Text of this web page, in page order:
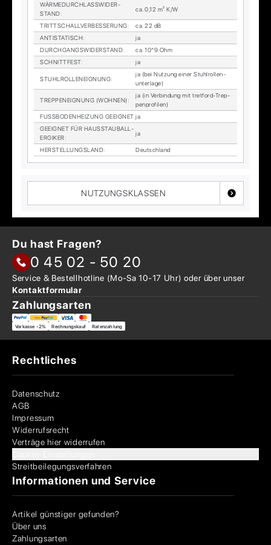
WÄR­ME­DURCH­LASS­WI­DER­
STAND:
ca. 0,12 m² K/W
TRITT­SCHALL­VER­BES­SE­RUNG:
ca. 22 dB
AN­TI­STA­TISCH:
ja
DURCH­GANGS­WI­DER­STAND:
ca. 10^9 Ohm
SCHNITT­FEST: ja
STUHL­ROL­LEN­EIG­NUNG:
ja (bei Nut­zung ei­ner Stuhl­rol­len­
un­ter­la­ge)
TREP­PEN­EIG­NUNG (WOH­NEN) :
ja (in Ver­bin­dung mit tret­ford-Trep­
pen­pro­fi­len)
FUSS­BO­DEN­HEI­ZUNG GE­EIG­NET:ja
GE­EIG­NET FÜR HAUS­STAUB­ALL­
ER­GI­KER:
ja
HER­STEL­LUNGS­LAND: Deutsch­land
NUTZUNGSKLASSEN
Du hast Fragen?
0 45 02 - 50 20
Service & Bestellhotline (Mo-Sa 10-17 Uhr) oder überunser
Kontaktformular
Zahlungsarten
Vorkasse -2% Rechnungskauf Ratenzahlung
Rechtliches
Datenschutz
AGB
Impressum
Widerrufsrecht
Verträge hier widerrufen
Streitbeilegungsverfahren
Informationen und Service
Artikel günstiger gefunden?
Über uns
Zahlungsarten